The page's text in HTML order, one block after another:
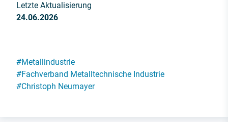
Letzte Aktualisierung
24.06.2026
#Metallindustrie
#Fachverband Metalltechnische Industrie
#Christoph Neumayer